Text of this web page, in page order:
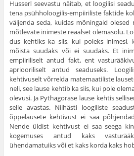
Husserl seevastu näitab, et loogilisi
tena psühholoogilis-empiiriliste faktide
väljenda seda, kuidas mõningaid
mõtlevate inimeste reaalset olemasolu.
dus kehtiks ka siis, kui poleks inimesi,
mõista suudaks või ei suudaks. Et
empiiri­liselt antud fakt, ent
apriooriliselt antud seaduseks.
kehtivuselt võrrelda matemaatiliste
neli, see lause kehtib ka siis, kui pole
olevusi. Ja Pythagorase lause kehtis
selle avas­tas. Niihästi loogiliste
õppelausete kehtivust ei saa
Nende üldist keh­tivust ei saa seega
kogemuses antud kaks
ühendamatuiks või et kaks korda kaks